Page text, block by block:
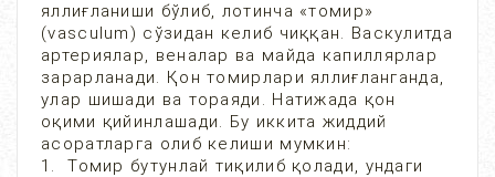
яллиғланиши бўлиб, лотинча «томир»
(vasculum) сўзидан келиб чиққан. Васкулитда
артериялар, веналар ва майда капиллярлар
зарарланади. Қон томирлари яллиғланганда,
улар шишади ва тораяди. Натижада қон
оқими қийинлашади. Бу иккита жиддий
асоратларга олиб келиши мумкин:
1. Томир бутунлай тиқилиб қолади, ундаги